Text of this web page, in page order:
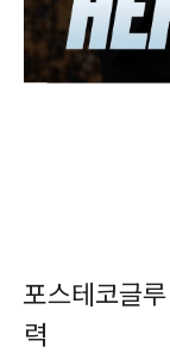
포스테코글
력